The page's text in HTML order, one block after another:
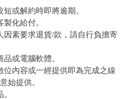
或解約時即將逾期。
化給付。
因素要求退貨/款，請自行負擔寄
或電腦軟體。
位內容或一經提供即為完成之線
始提供。